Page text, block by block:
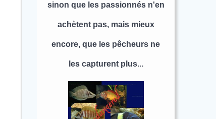
sinon que les passionnés n'en
achètent pas, mais mieux
encore, que les pêcheurs ne
les capturent plus...